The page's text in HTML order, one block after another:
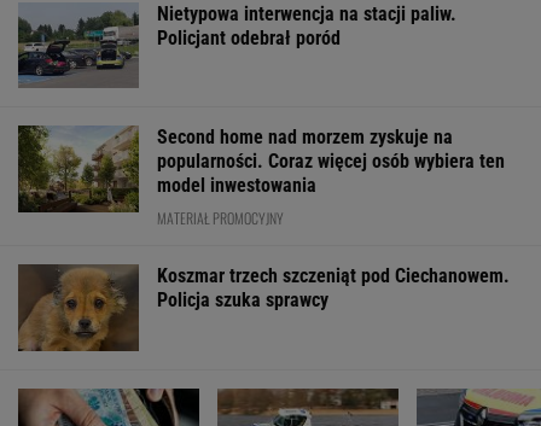
Nietypowa interwencja na stacji paliw.
Policjant odebrał poród
Second home nad morzem zyskuje na
popularności. Coraz więcej osób wybiera ten
model inwestowania
MATERIAŁ PROMOCYJNY
Koszmar trzech szczeniąt pod Ciechanowem.
Policja szuka sprawcy